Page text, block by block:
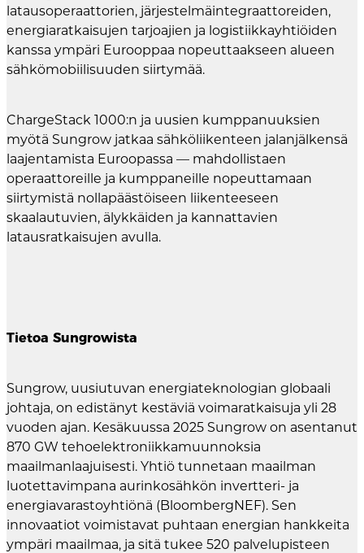
latausoperaattorien, järjestelmäintegraattoreiden,
energiaratkaisujen tarjoajien ja logistiikkayhtiöiden
kanssa ympäri Eurooppaa nopeuttaakseen alueen
sähkömobiilisuuden siirtymää.
ChargeStack 1000:n ja uusien kumppanuuksien
myötä Sungrow jatkaa sähköliikenteen jalanjälkensä
laajentamista Euroopassa — mahdollistaen
operaattoreille ja kumppaneille nopeuttamaan
siirtymistä nollapäästöiseen liikenteeseen
skaalautuvien, älykkäiden ja kannattavien
latausratkaisujen avulla.
Tietoa Sungrowista
Sungrow, uusiutuvan energiateknologian globaali
johtaja, on edistänyt kestäviä voimaratkaisuja yli 28
vuoden ajan. Kesäkuussa 2025 Sungrow on asentanut
870 GW tehoelektroniikkamuunnoksia
maailmanlaajuisesti. Yhtiö tunnetaan maailman
luotettavimpana aurinkosähkön invertteri- ja
energiavarastoyhtiönä (BloombergNEF). Sen
innovaatiot voimistavat puhtaan energian hankkeita
ympäri maailmaa, ja sitä tukee 520 palvelupisteen